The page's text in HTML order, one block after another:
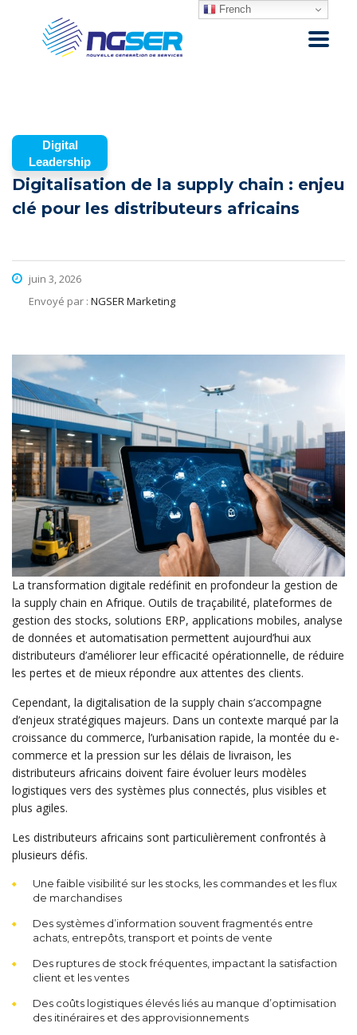
Digital
Leadership
Digitalisation de la supply chain : enjeu
clé pour les distributeurs africains
juin 3, 2026
Envoyé par : NGSER Marketing
La transformation digitale redéfinit en profondeur la gestion de
la supply chain en Afrique. Outils de traçabilité, plateformes de
gestion des stocks, solutions ERP, applications mobiles, analyse
de données et automatisation permettent aujourd’hui aux
distributeurs d’améliorer leur efficacité opérationnelle, de réduire
les pertes et de mieux répondre aux attentes des clients.
Cependant, la digitalisation de la supply chain s’accompagne
d’enjeux stratégiques majeurs. Dans un contexte marqué par la
croissance du commerce, l’urbanisation rapide, la montée du e-
commerce et la pression sur les délais de livraison, les
distributeurs africains doivent faire évoluer leurs modèles
logistiques vers des systèmes plus connectés, plus visibles et
plus agiles.
Les distributeurs africains sont particulièrement confrontés à
plusieurs défis.
Une faible visibilité sur les stocks, les commandes et les flux
de marchandises
Des systèmes d’information souvent fragmentés entre
achats, entrepôts, transport et points de vente
Des ruptures de stock fréquentes, impactant la satisfaction
client et les ventes
Des coûts logistiques élevés liés au manque d’optimisation
des itinéraires et des approvisionnements
French